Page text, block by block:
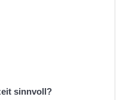
sinnvoll?